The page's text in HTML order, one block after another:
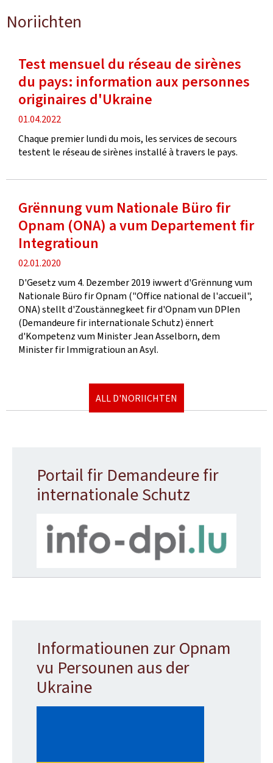
Noriichten
Test mensuel du réseau de sirènes
du pays: information aux personnes
originaires d'Ukraine
Verëffentlechungsdatum
01.04.2022
Chaque premier lundi du mois, les services de secours
testent le réseau de sirènes installé à travers le pays.
Grënnung vum Nationale Büro fir
Opnam (ONA) a vum Departement fir
Integratioun
Verëffentlechungsdatum
02.01.2020
D'Gesetz vum 4. Dezember 2019 iwwert d'Grënnung vum
Nationale Büro fir Opnam ("Office national de l'accueil",
ONA) stellt d'Zoustännegkeet fir d'Opnam vun DPIen
(Demandeure fir internationale Schutz) ënnert
d'Kompetenz vum Minister Jean Asselborn, dem
Minister fir Immigratioun an Asyl.
ALL D'NORIICHTEN
Portail fir Demandeure fir
internationale Schutz
Informatiounen zur Opnam
vu Persounen aus der
Ukraine